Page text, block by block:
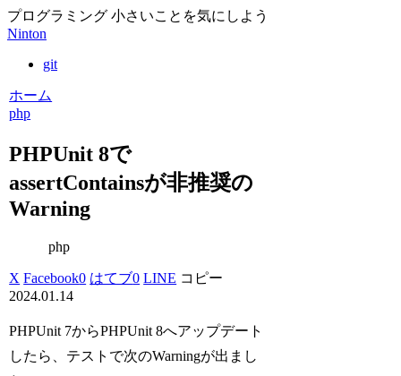
プログラミング 小さいことを気にしよう
Ninton
git
ホーム
php
PHPUnit 8で
assertContainsが非推奨の
Warning
php
X Facebook0 はてブ0 LINE コピー
2024.01.14
PHPUnit 7からPHPUnit 8へアップデート
したら、テストで次のWarningが出まし